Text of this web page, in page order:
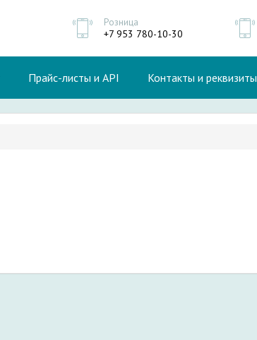
Розница
+7 953 780-10-30
Прайс-листы и API Контакты и реквизиты